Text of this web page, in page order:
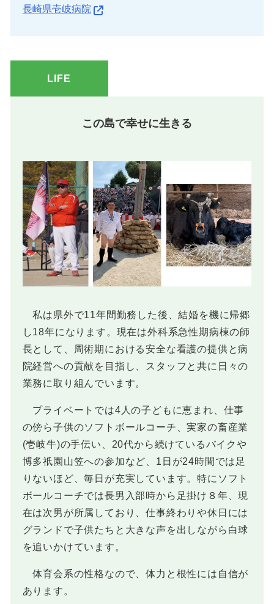
長崎県壱岐病院
LIFE
この島で幸せに生きる
私は県外で11年間勤務した後、結婚を機に帰郷
し18年になります。現在は外科系急性期病棟の師
長として、周術期における安全な看護の提供と病
院経営への貢献を目指し、スタッフと共に日々の
業務に取り組んでいます。
プライベートでは4人の子どもに恵まれ、仕事
の傍ら子供のソフトボールコーチ、実家の畜産業
(壱岐牛)の手伝い、20代から続けているバイクや
博多祇園山笠への参加など、1日が24時間では足
りないほど、毎日が充実しています。特にソフト
ボールコーチでは長男入部時から足掛け８年、現
在は次男が所属しており、仕事終わりや休日には
グランドで子供たちと大きな声を出しながら白球
を追いかけています。
体育会系の性格なので、体力と根性には自信が
あります。